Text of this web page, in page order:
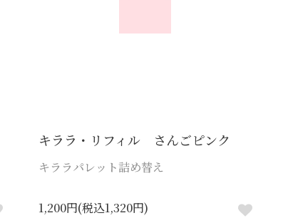
キララ・リフィル さんごピンク
キララパレット詰め替え
1,200円(税込1,320円)